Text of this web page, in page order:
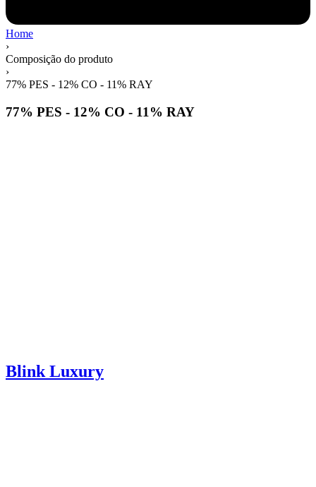
Home
›
Composição do produto
›
77% PES - 12% CO - 11% RAY
77% PES - 12% CO - 11% RAY
Blink Luxury